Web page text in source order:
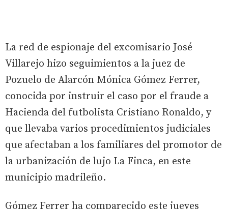
La red de espionaje del excomisario José
Villarejo hizo seguimientos a la juez de
Pozuelo de Alarcón Mónica Gómez Ferrer,
conocida por instruir el caso por el fraude a
Hacienda del futbolista Cristiano Ronaldo, y
que llevaba varios procedimientos judiciales
que afectaban a los familiares del promotor de
la urbanización de lujo La Finca, en este
municipio madrileño.
Gómez Ferrer ha comparecido este jueves